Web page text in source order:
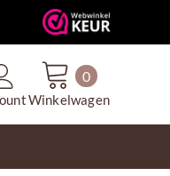
0
Winkelwagen